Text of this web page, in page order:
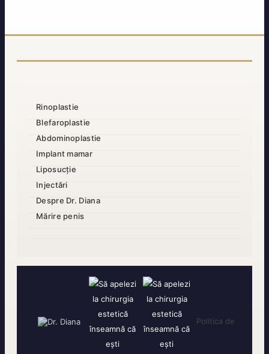
Rinoplastie
Blefaroplastie
Abdominoplastie
Implant mamar
Liposucție
Injectări
Despre Dr. Diana
Mărire penis
Politica de